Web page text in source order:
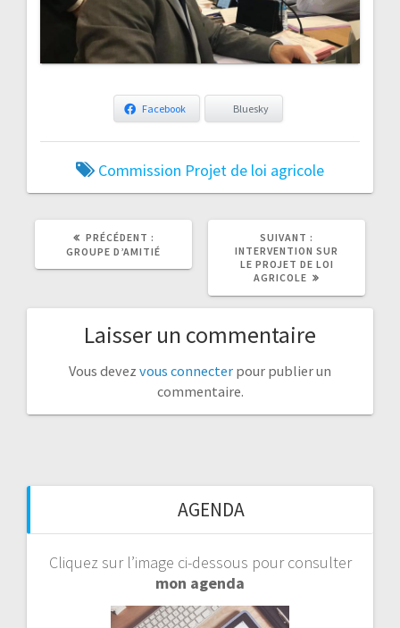
Facebook Bluesky
Commission Projet de loi agricole
PRÉCÉDENT :
ARTICLE
PRÉCÉDENT
GROUPE D’AMITIÉ
SUIVANT :
ARTICLE
INTERVENTION SUR
LE PROJET DE LOI
AGRICOLE
Laisser un commentaire
Vous devez vous connecter pour publier un
commentaire.
AGENDA
Cliquez sur l’image ci-dessous pour consulter
mon agenda